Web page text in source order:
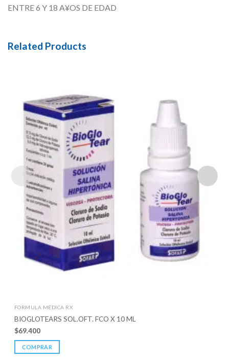
ENTRE 6 Y 18 A¥OS DE EDAD
Related Products
FORMULA MÉDICA RX
BIOGLOTEARS SOL.OFT. FCO X 10 ML
$69.400
COMPRAR